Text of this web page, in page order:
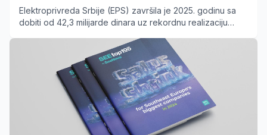
Elektroprivreda Srbije (EPS) završila je 2025. godinu sa
dobiti od 42,3 milijarde dinara uz rekordnu realizaciju